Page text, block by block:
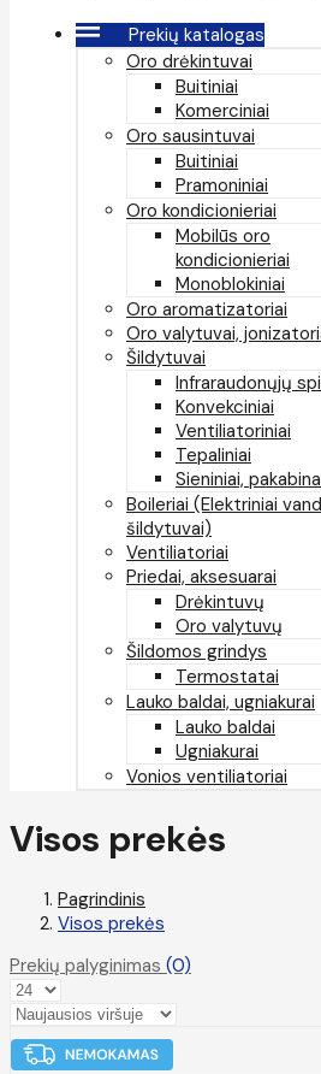
Prekių katalogas
Oro drėkintuvai
Buitiniai
Komerciniai
Oro sausintuvai
Buitiniai
Pramoniniai
Oro kondicionieriai
Mobilūs oro
kondicionieriai
Monoblokiniai
Oro aromatizatoriai
Oro valytuvai,
Šildytuvai
Infraraudonųjų
Konvekciniai
Ventiliatoriniai
Tepaliniai
Sieniniai,
Boileriai (Elektriniai
šildytuvai)
Ventiliatoriai
Priedai, aksesuarai
Drėkintuvų
Oro valytuvų
Šildomos grindys
Termostatai
Lauko baldai, ugniakurai
Lauko baldai
Ugniakurai
Vonios ventiliatoriai
Visos prekės
Pagrindinis
Visos prekės
Prekių palyginimas (0)